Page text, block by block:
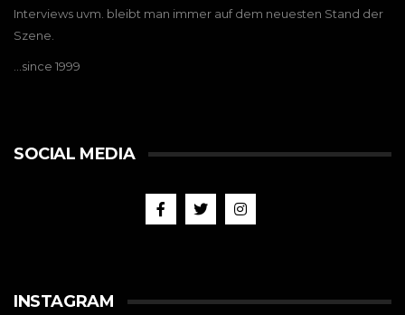
Interviews uvm. bleibt man immer auf dem neuesten Stand der
Szene.
…since 1999
SOCIAL MEDIA
INSTAGRAM